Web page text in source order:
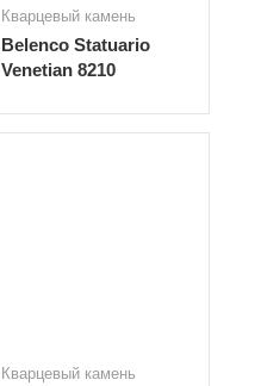
Кварцевый камень
Belenco Statuario
Venetian 8210
Кварцевый камень